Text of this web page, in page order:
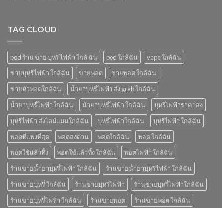
TAG CLOUD
pod ร้าน ขาย บุหรี่ ไฟฟ้า ใกล้ ฉัน pod ใกล้ฉัน
vape ใกล้ฉัน
ขายบุหรี่ไฟฟ้า ใกล้ฉัน
ขายพอต
ขายพอต ใกล้ฉัน
ขายหัวพอตใกล้ฉัน
น้ำยาบุหรี่ไฟฟ้า ส่ง grab ใกล้ฉัน
น้ำยาบุหรี่ไฟฟ้า ใกล้ฉัน
น้ํายาบุหรี่ไฟฟ้า ใกล้ฉัน
บุหรี่ไฟฟ้าราคาส่ง
บุหรี่ไฟฟ้า ส่งไลน์แมนใกล้ฉัน
บุหรี่ไฟฟ้าใกล้ฉัน
บุหรี่ไฟฟ้า ใกล้ฉัน
พอตที่แพงที่สุด
พอตส่งด่วน พอตใกล้ฉัน
พอต ใกล้ฉัน
พอตใช้แล้วทิ้ง
พอตใช้แล้วทิ้ง ใกล้ฉัน
พอตไฟฟ้า ใกล้ฉัน
ร้านขายน้ำยาบุหรี่ไฟฟ้า ใกล้ฉัน
ร้านขายน้ํายาบุหรี่ไฟฟ้า ใกล้ฉัน
ร้านขายบุหรี่ ใกล้ฉัน
ร้านขายบุหรี่ไฟฟ้า
ร้านขายบุหรี่ไฟฟ้าใกล้ฉัน
ร้านขายบุหรี่ไฟฟ้า ใกล้ฉัน
ร้านขายพอต ร้านขายพอต ใกล้ฉัน